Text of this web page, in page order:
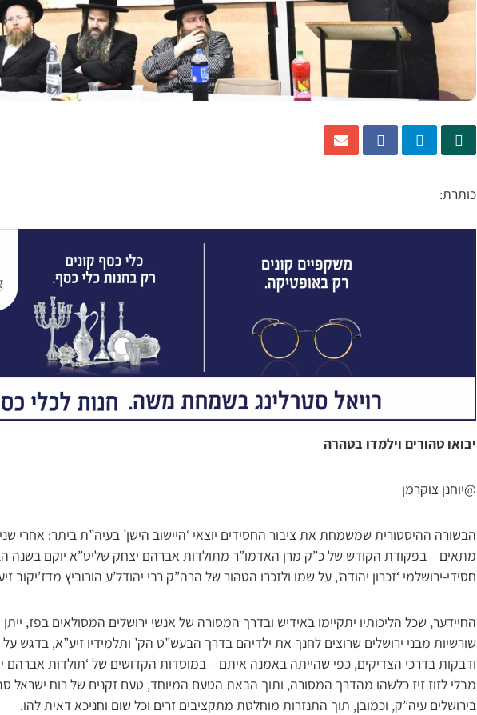
כותרת:
יבואו טהורים וילמדו בטהרה
@יוחנן צוקרמן
הבשורה ההיסטורית שמשמחת את ציבור החסידים יוצאי ‘היישוב הישן’ בעיה”ת ביתר: אחרי
מתאים – בפקודת הקודש של כ”ק מרן האדמו”ר מתולדות אברהם יצחק שליט”א יוקם בשנה
חסידי-ירושלמי ‘זכרון יהודה’, על שמו ולזכרו הטהור של הרה”ק רבי יהודל’ע הורוביץ מדז’יקוב
החיידער, שכל הליכותיו יתקיימו באידיש ובדרך המסורה של אנשי ירושלים המסולאים בפז,
שורשיות מבני ירושלים שרוצים לחנך את ילדיהם בדרך הבעש”ט הק’ ותלמידיו זיע”א, בדגש
ודבקות בדרכי הצדיקים, כפי שהייתה באמנה איתם – במוסדות הקדושים של ‘תולדות אברהם
מבלי לזוז זיז כלשהו מהדרך המסורה, ותוך הבאת הטעם המיוחד, טעם זקנים של רוח
בירושלים עיה”ק, וכמובן, תוך התנזרות מוחלטת מתקציבים זרים וכל שום וחניכא דאית להו.